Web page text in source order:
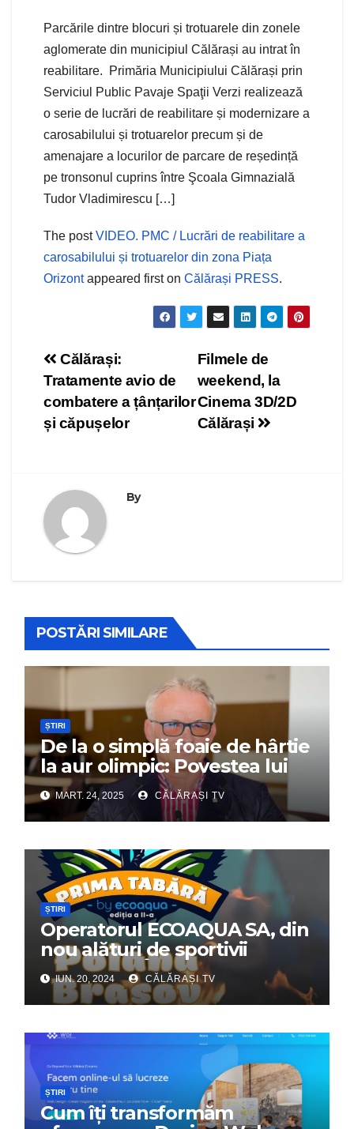
Parcările dintre blocuri și trotuarele din zonele
aglomerate din municipiul Călărași au intrat în
reabilitare. Primăria Municipiului Călărași prin
Serviciul Public Pavaje Spaţii Verzi realizează
o serie de lucrări de reabilitare și modernizare a
carosabilului și trotuarelor precum și de
amenajare a locurilor de parcare de reședință
pe tronsonul cuprins între Şcoala Gimnazială
Tudor Vladimirescu […]
The postVIDEO. PMC / Lucrări de reabilitare a
carosabilului și trotuarelor din zona Piața
Orizontappeared first on Călărași PRESS.
Navigare
în
articole
Filmele de
weekend, la
Cinema 3D/2D
Călărași
Călărași:
Tratamente avio de
combatere a țânțarilor
și căpușelor
By
POSTĂRI SIMILARE
ȘTIRI
De la o simplă foaie de hârtie
la aur olimpic: Povestea lui
Dumitru Chirilă
MART. 24, 2025 CĂLĂRAȘI TV
ȘTIRI
Operatorul ECOAQUA SA, din
nou alături de sportivii
călărășeni. Începe „Prima
Tabără”!
IUN. 20, 2024 CĂLĂRAȘI TV
ȘTIRI
Cum îți transformăm